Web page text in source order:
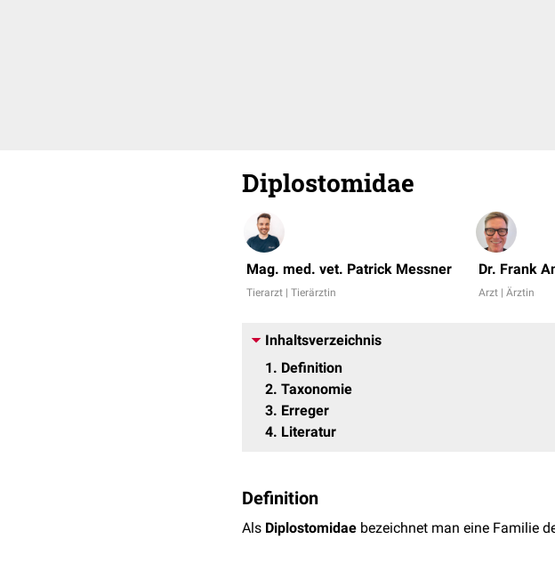
Diplostomidae
Mag. med. vet. Patrick Messner
Tierarzt | Tierärztin
Dr. Frank
Arzt | Ärztin
Inhaltsverzeichnis
1
Definition
2 Taxonomie
3 Erreger
4 Literatur
Definition
Als Diplostomidae bezeichnet man eine Familie